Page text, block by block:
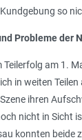
so
Probleme der
Teilerfolg am 1.
in weiten
ihren
nicht in Sicht
konnten beide